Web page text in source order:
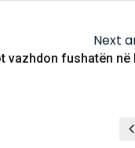
Next
vazhdon fushatën në